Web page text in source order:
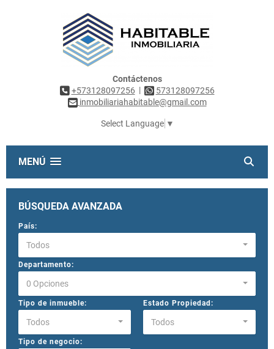
Contáctenos
+573128097256 |
573128097256
inmobiliariahabitable@gmail.com
Select Language ▼
MENÚ
BÚSQUEDA AVANZADA
País:
Todos
Departamento:
0 Opciones
Tipo de inmueble:
Todos
Estado Propiedad:
Todos
Tipo de negocio: